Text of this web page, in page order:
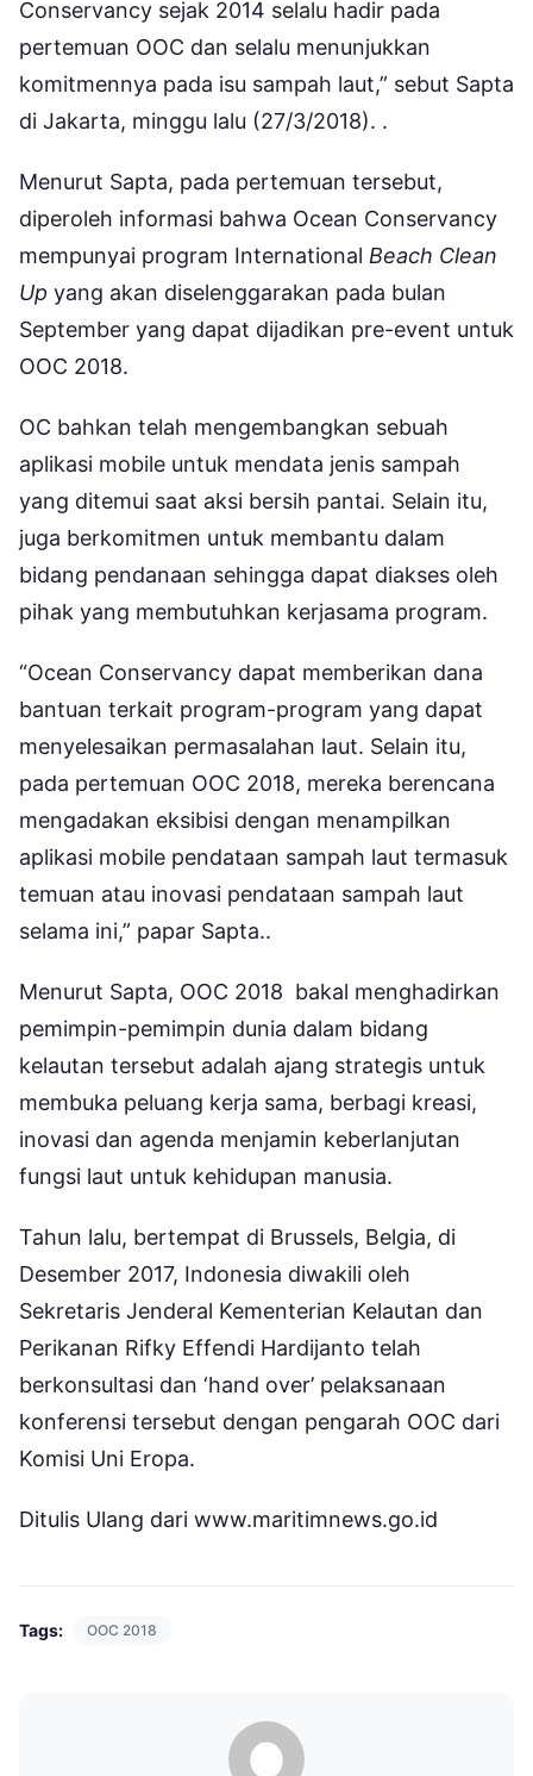
Conservancy sejak 2014 selalu hadir pada
pertemuan OOC dan selalu menunjukkan
komitmennya pada isu sampah laut,” sebut Sapta
di Jakarta, minggu lalu (27/3/2018). .
Menurut Sapta, pada pertemuan tersebut,
diperoleh informasi bahwa Ocean Conservancy
mempunyai program International Beach Clean
Up yang akan diselenggarakan pada bulan
September yang dapat dijadikan pre-event untuk
OOC 2018.
OC bahkan telah mengembangkan sebuah
aplikasi mobile untuk mendata jenis sampah
yang ditemui saat aksi bersih pantai. Selain itu,
juga berkomitmen untuk membantu dalam
bidang pendanaan sehingga dapat diakses oleh
pihak yang membutuhkan kerjasama program.
“Ocean Conservancy dapat memberikan dana
bantuan terkait program-program yang dapat
menyelesaikan permasalahan laut. Selain itu,
pada pertemuan OOC 2018, mereka berencana
mengadakan eksibisi dengan menampilkan
aplikasi mobile pendataan sampah laut termasuk
temuan atau inovasi pendataan sampah laut
selama ini,” papar Sapta..
Menurut Sapta, OOC 2018 bakal menghadirkan
pemimpin-pemimpin dunia dalam bidang
kelautan tersebut adalah ajang strategis untuk
membuka peluang kerja sama, berbagi kreasi,
inovasi dan agenda menjamin keberlanjutan
fungsi laut untuk kehidupan manusia.
Tahun lalu, bertempat di Brussels, Belgia, di
Desember 2017, Indonesia diwakili oleh
Sekretaris Jenderal Kementerian Kelautan dan
Perikanan Rifky Effendi Hardijanto telah
berkonsultasi dan ‘hand over’ pelaksanaan
konferensi tersebut dengan pengarah OOC dari
Komisi Uni Eropa.
Ditulis Ulang dari www.maritimnews.go.id
Tags: OOC 2018